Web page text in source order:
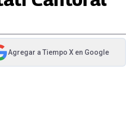
Agregar a Tiempo Xen Google
en nueva pestaña